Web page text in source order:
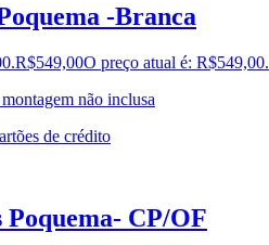
-Branca
R$549,00O preço atual é: R$549,00.
não inclusa
de crédito
Poquema- CP/OF